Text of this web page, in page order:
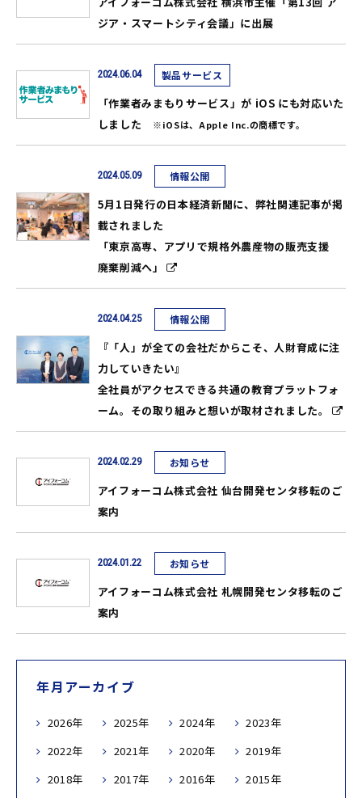
ジア・スマートシティ会議」に出展
2024.06.04 製品サービス
「作業者みまもりサービス」が iOS にも対応いた
しました
※iOSは、Apple Inc.の商標です。
2024.05.09 情報公開
5月1日発行の日本経済新聞に、弊社関連記事が掲
載されました
「東京高専、アプリで規格外農産物の販売支援
廃棄削減へ」
2024.04.25 情報公開
『「人」が全ての会社だからこそ、人財育成に注
力していきたい』
全社員がアクセスできる共通の教育プラットフォ
ーム。その取り組みと想いが取材されました。
2024.02.29 お知らせ
アイフォーコム株式会社 仙台開発センタ移転のご
案内
2024.01.22 お知らせ
アイフォーコム株式会社 札幌開発センタ移転のご
案内
年月アーカイブ
2026年 2025年 2024年
2023年
2022年
2021年 2020年
2019年
2018年
2017年 2016年
2015年